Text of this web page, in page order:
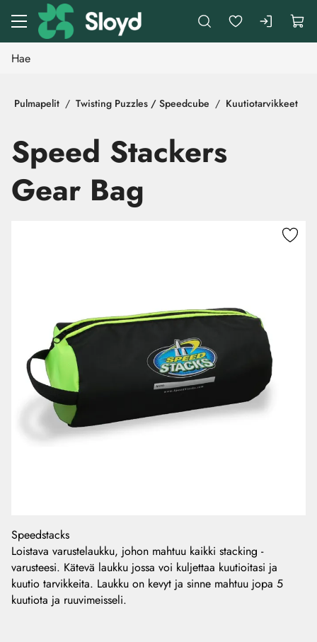
Siirry pääsisältöön
Pulmapelit Twisting Puzzles / Speedcube Kuutiotarvikkeet
Speed Stackers
Gear Bag
Speedstacks
Loistava varustelaukku, johon mahtuu kaikki stacking -
varusteesi. Kätevä laukku jossa voi kuljettaa kuutioitasi ja
kuutio tarvikkeita. Laukku on kevyt ja sinne mahtuu jopa 5
kuutiota ja ruuvimeisseli.